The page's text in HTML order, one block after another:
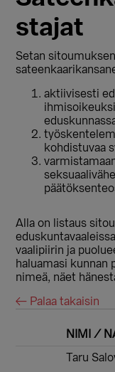
stajat
Setan
aktiivisesti
kohdistuvaa
Alla on listaus
vaalipiirin ja
haluamasi kunnan
nimeä, näet
← Palaa takaisin
NIMI /
Taru